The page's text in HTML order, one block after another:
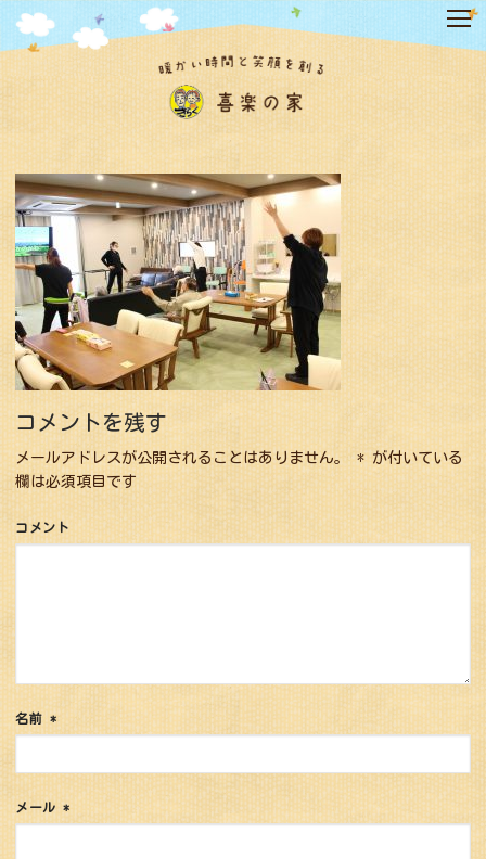
テ
ン
ツ
へ
キ
ッ
プ
コメントを残す
メールアドレスが公開されることはありません。 *が付いている
欄は必須項目です
コメント
名前 *
メール*